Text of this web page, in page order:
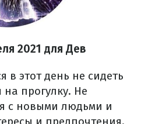
2021 для Дев
в этот день не сидеть
прогулку. Не
с новыми людьми и
и предпочтения.